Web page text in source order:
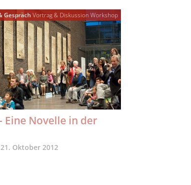
Gespräch Vortrag & Diskussion Workshop
Eine Novelle in der
Oktober 2012